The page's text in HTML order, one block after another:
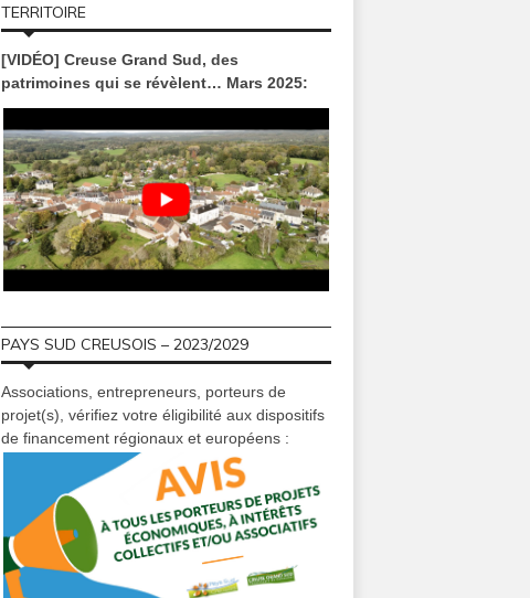
TERRITOIRE
[VIDÉO] Creuse Grand Sud, des
patrimoines qui se révèlent… Mars 2025:
PAYS SUD CREUSOIS – 2023/2029
Associations, entrepreneurs, porteurs de
projet(s), vérifiez votre éligibilité aux dispositifs
de financement régionaux et européens :